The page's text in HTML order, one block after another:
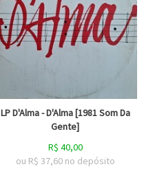
LP D'Alma - D'Alma [1981 Som Da
Gente]
R$ 40,00
ou R$ 37,60 no depósito